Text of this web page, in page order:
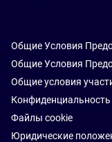
Общие Условия
Общие Условия
Общие условия
Конфиденциальность
Файлы cookie
Юридические